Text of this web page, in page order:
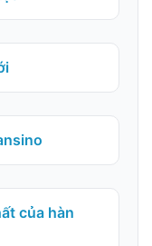
của hàn